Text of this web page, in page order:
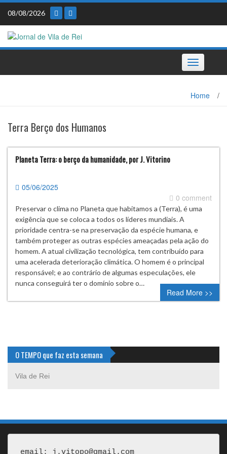
Skip
content
08/08/2026
Toggle
navigation
Home /
Terra Berço dos Humanos
Planeta Terra: o berço da humanidade, por J. Vitorino
05/06/2025
0 comment
Preservar o clima no Planeta que habitamos a (Terra), é uma
exigência que se coloca a todos os líderes mundiais. A
prioridade centra-se na preservação da espécie humana, e
também proteger as outras espécies ameaçadas pela ação do
homem. A atual civilização tecnológica, tem contribuído para
uma acelerada deterioração climática. O homem é o principal
responsável; e ao contrário de algumas especulações, ele
nunca conseguirá ter o domínio sobre o…
Read More >>
O TEMPO que faz esta semana
Vila de Rei